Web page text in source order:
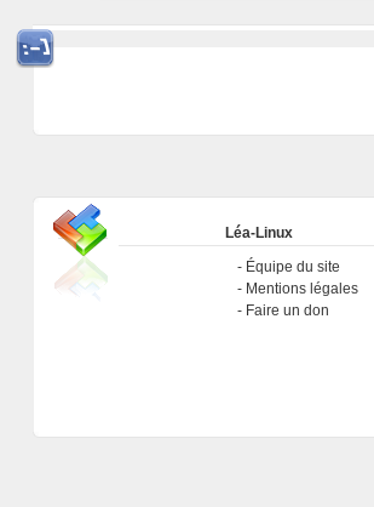
Léa-Linux
Équipe du site
Mentions légales
Faire un don